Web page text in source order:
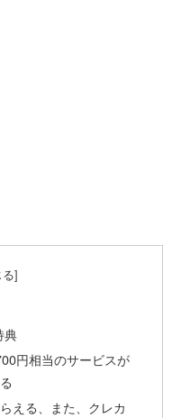
典
円相当のサービスが
える、また、クレカ